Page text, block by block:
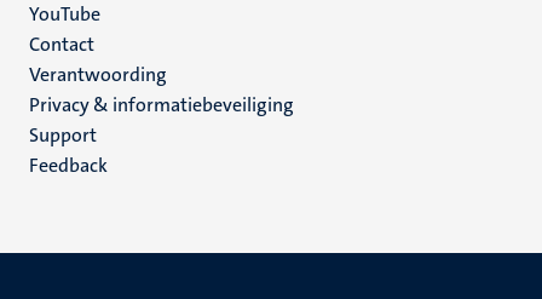
YouTube
Menu
footer
(NL)
Contact
Verantwoording
Privacy & informatiebeveiliging
Support
Feedback